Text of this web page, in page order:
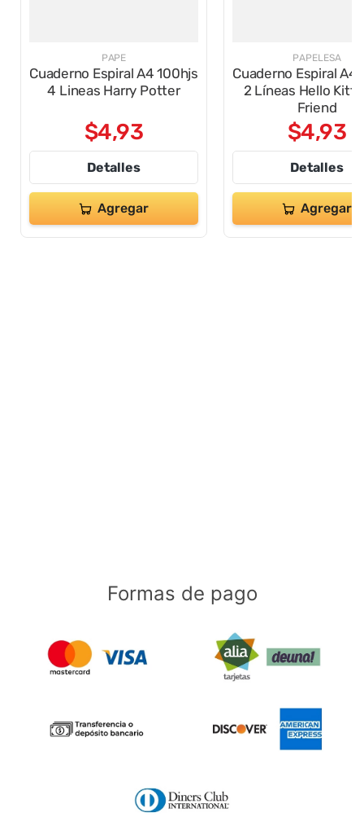
PAPE
Cuaderno Espiral A4 100hjs
4 Lineas Harry Potter
$4,93
Detalles
Agregar
PAPELESA
Cuaderno Espiral A4
2 Líneas Hello
Friend
$4,93
Detalles
Agregar
Formas de pago